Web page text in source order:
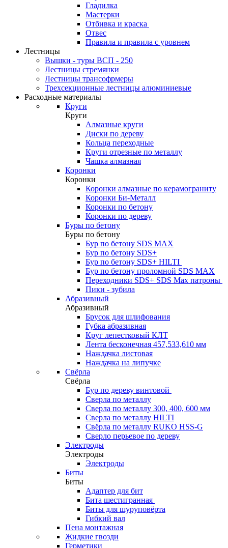
Гладилка
Мастерки
Отбивка и краска
Отвес
Правила и правила с уровнем
Лестницы
Вышки - туры ВСП - 250
Лестницы стремянки
Лестницы трансофрмеры
Трехсекционные лестницы алюминиевые
Расходные материалы
Круги
Круги
Алмазные круги
Диски по дереву
Кольца переходные
Круги отрезные по металлу
Чашка алмазная
Коронки
Коронки
Коронки алмазные по керамограниту
Коронки Би-Металл
Коронки по бетону
Коронки по дереву
Буры по бетону
Буры по бетону
Бур по бетону SDS MAX
Бур по бетону SDS+
Бур по бетону SDS+ HILTI
Бур по бетону проломной SDS MAX
Переходники SDS+ SDS Max патроны
Пики - зубила
Абразивный
Абразивный
Брусок для шлифования
Губка абразивная
Круг лепестковый КЛТ
Лента бесконечная 457,533,610 мм
Наждачка листовая
Наждачка на липучке
Свёрла
Свёрла
Бур по дереву винтовой
Сверла по металлу
Сверла по металлу 300, 400, 600 мм
Сверла по металлу HILTI
Свёрла по металлу RUKO HSS-G
Сверло перьевое по дереву
Электроды
Электроды
Электроды
Биты
Биты
Адаптер для бит
Бита шестигранная
Биты для шуруповёрта
Гибкий вал
Пена монтажная
Жидкие гвозди
Герметики